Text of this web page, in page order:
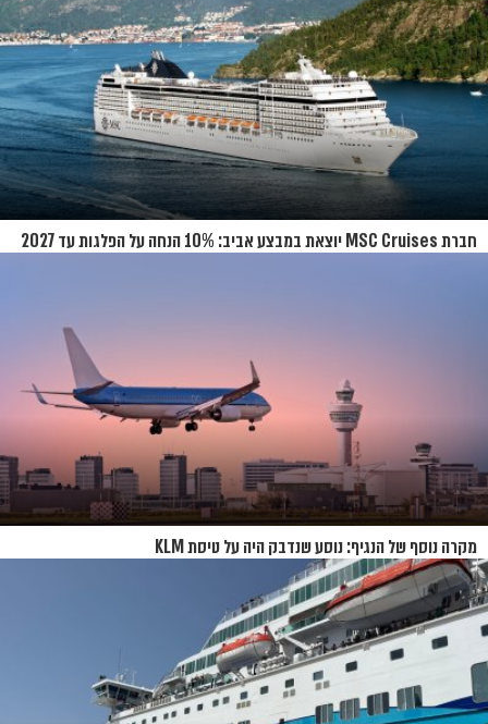
חברת MSC Cruises יוצאת במבצע אביב: 10% הנחה על הפלגות עד 2027
מקרה נוסף של הנגיף: נוסע שנדבק היה על טיסת KLM